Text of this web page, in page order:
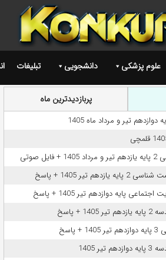
علوم پزشکی دانشجویی تبلیغات
پربازدیدترین ماه
تیر و مرداد ماه 1405
صوتی
تیر 1405 + پاسخ
پایه دوازدهم تیر 1405 + پاسخ
+ پاسخ
1405